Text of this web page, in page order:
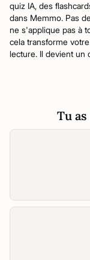
quiz IA, des
dans Memmo. Pas
ne s'applique pas à
cela transforme
lecture. Il devient un
Tu